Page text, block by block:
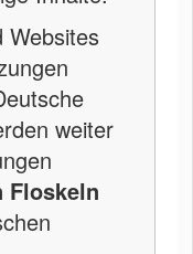
Websites
weiter
Floskeln